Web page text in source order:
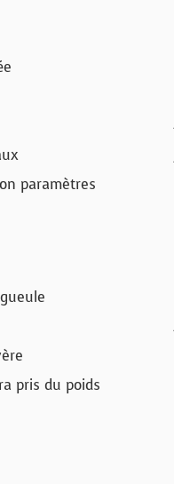
paramètres
pris du poids